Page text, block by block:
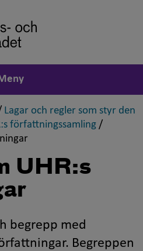
navigering
Lagar och regler som styr den
författningssamling ,
/
,
UHR:s
begrepp med
Begreppen